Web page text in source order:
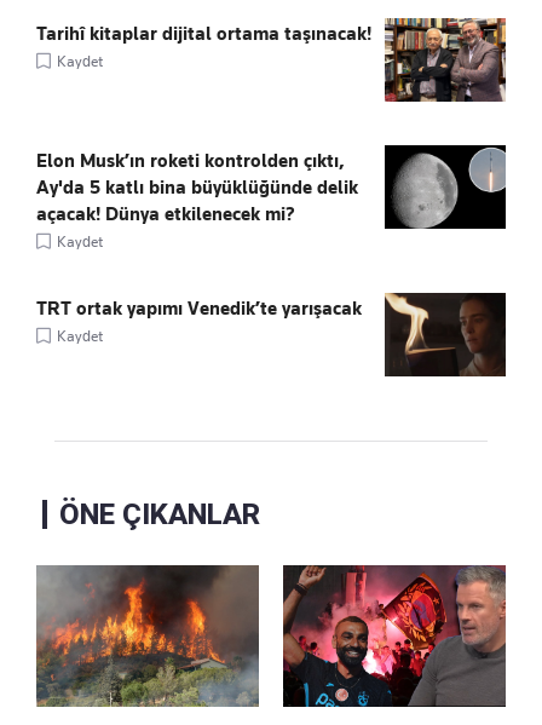
Tarihî kitaplar dijital ortama taşınacak!
Kaydet
Elon Musk’ın roketi kontrolden çıktı,
Ay'da 5 katlı bina büyüklüğünde delik
açacak! Dünya etkilenecek mi?
Kaydet
TRT ortak yapımı Venedik’te yarışacak
Kaydet
ÖNE ÇIKANLAR